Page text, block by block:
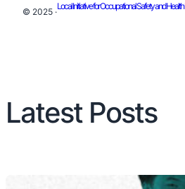
© 2025 ·
Local Initiative for Occupational Safety and
Latest Posts